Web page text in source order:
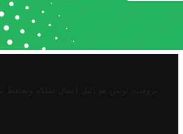
تروفيت تونس هو دليل أعمال تملكه وتحتفظ